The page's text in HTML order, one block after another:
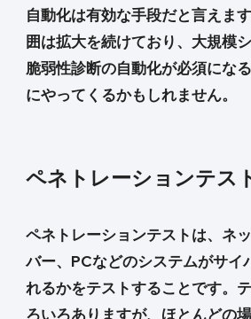
自動化は有効な手段だと言えま
囲は拡大を続けており、大規模
脆弱性診断の自動化が必須にな
にやってくるかもしれません。
ペネトレーションテス
ペネトレーションテストは、ネ
バー、PCなどのシステムがサイ
れるかをテストすることです。
ろいろありますが、ほとんどの